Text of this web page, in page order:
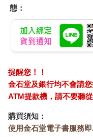
「有的，大王。」
「會的。」
「若是如此，為何從沒見
「大王，還是可以見到
──《彌蘭王問經》
一、
人生總有這樣的片刻：我
念，這些信念在我們心中
態：
提醒您！！
金石堂及銀行均不會請
ATM提款機，請不要聽
購買須知：
使用金石堂電子書服務